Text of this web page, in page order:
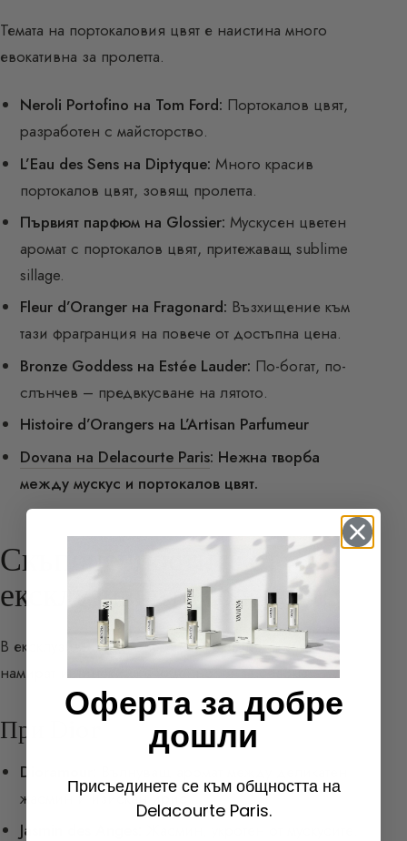
Темата на портокаловия цвят е наистина много
евокативна за пролетта.
Neroli Portofino на Tom Ford: Портокалов цвят,
разработен с майсторство.
L’Eau des Sens на Diptyque: Много красив
портокалов цвят, зовящ пролетта.
Първият парфюм на Glossier: Мускусен цветен
аромат с портокалов цвят, притежаващ sublime
sillage.
Fleur d’Oranger на Fragonard: Възхищение към
тази фрагранция на повече от достъпна цена.
Bronze Goddess на Estée Lauder: По-богат, по-
слънчев – предвкусване на лятото.
Histoire d’Orangers на L’Artisan Parfumeur
Dovana на Delacourte Paris: Нежна творба
между мускус и портокалов цвят.
Скъпоценностите от
ексклузивните колекции
В ексклузивите на големите марки (по-скъпи) се
намират истински скъпоценности за сезона.
При Dior
Dioramour:
жасмин и изискан ирис.
Jasmin des Anges:
Оферта за добре
дошли
Присъединете се към общността на
Delacourte Paris.